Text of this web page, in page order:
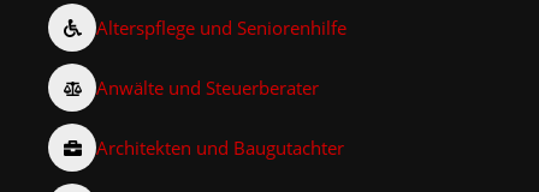
Alterspflege und Seniorenhilfe
Anwälte und Steuerberater
Architekten und Baugutachter